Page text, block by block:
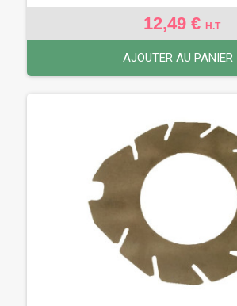
12,49 € H.T
AJOUTER AU PANIER